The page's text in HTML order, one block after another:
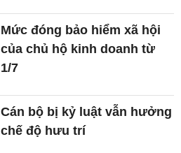
Mức đóng bảo hiểm xã hội
của chủ hộ kinh doanh từ
1/7
Cán bộ bị kỷ luật vẫn hưởng
chế độ hưu trí